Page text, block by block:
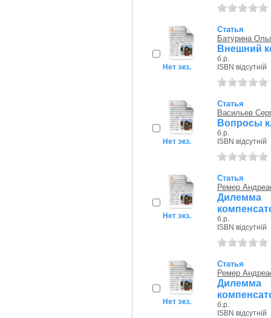
Нет экз.
Статья
Батурина
Внешний
б.р.
ISBN відсутній
Нет экз.
Статья
Васильев
Вопросы
б.р.
ISBN відсутній
Нет экз.
Статья
Ремер
б.р.
ISBN відсутній
Нет экз.
Статья
Ремер
б.р.
ISBN відсутній